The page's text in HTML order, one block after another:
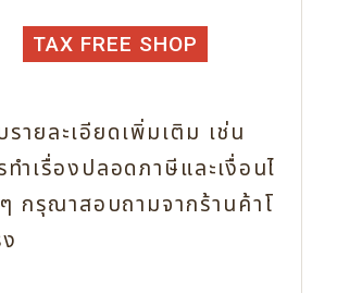
TAX FREE SHOP
รายละเอียดเพิ่มเติม เช่น
ทำเรื่องปลอดภาษีและเงื่อนไ
กรุณาสอบถามจากร้านค้าโ